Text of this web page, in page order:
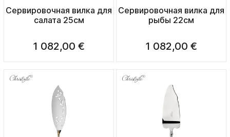
Сервировочная вилка для
салата 25см
1 082,00 €
Сервировочная вилка для
рыбы 22см
1 082,00 €